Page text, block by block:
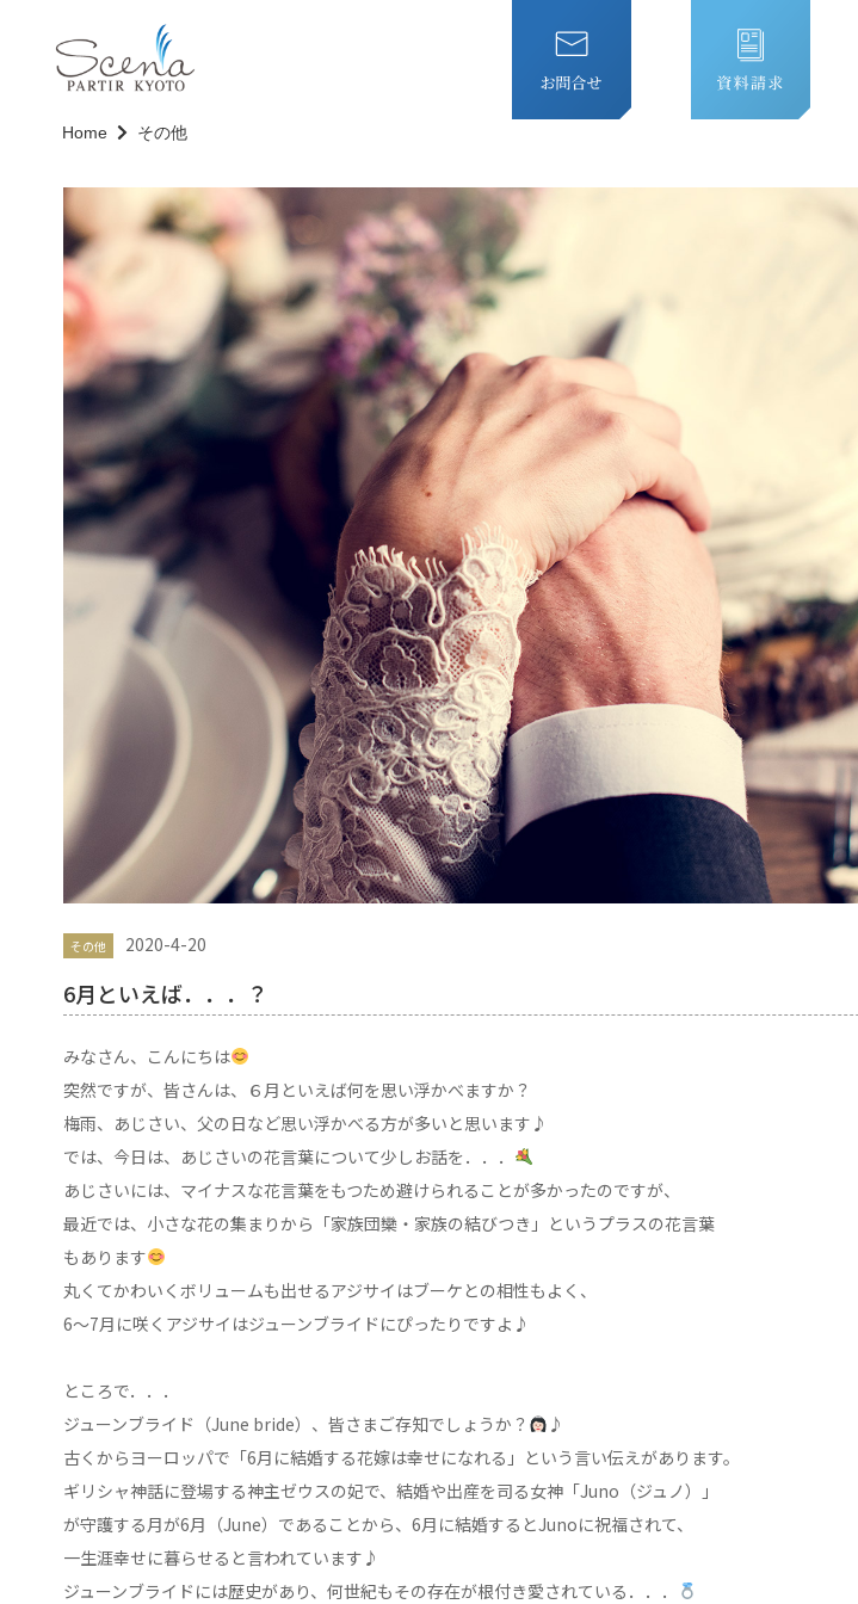
Home その他
その他 2020-4-20
6月といえば．．．？
みなさん、こんにちは
突然ですが、皆さんは、６月といえば何を思い浮かべますか？
梅雨、あじさい、父の日など思い浮かべる方が多いと思います♪
では、今日は、あじさいの花言葉について少しお話を．．．
あじさいには、マイナスな花言葉をもつため避けられることが多かったのですが、
最近では、小さな花の集まりから「家族団欒・家族の結びつき」というプラスの花言葉
もあります
丸くてかわいくボリュームも出せるアジサイはブーケとの相性もよく、
6～7月に咲くアジサイはジューンブライドにぴったりですよ♪
ところで．．．
ジューンブライド（June bride）、皆さまご存知でしょうか？
♪
古くからヨーロッパで「6月に結婚する花嫁は幸せになれる」という言い伝えがあります。
ギリシャ神話に登場する神主ゼウスの妃で、結婚や出産を司る女神「Juno（ジュノ）」
が守護する月が6月（June）であることから、6月に結婚するとJunoに祝福されて、
一生涯幸せに暮らせると言われています♪
ジューンブライドには歴史があり、何世紀もその存在が根付き愛されている．．．